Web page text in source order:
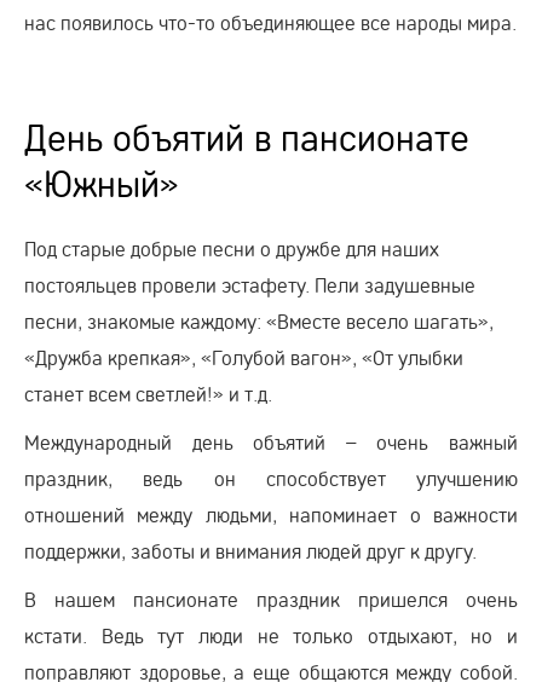
нас появилось что-то объединяющее все народы мира.
День объятий в пансионате
«Южный»
Под старые добрые песни о дружбе для наших
постояльцев провели эстафету. Пели задушевные
песни, знакомые каждому: «Вместе весело шагать»,
«Дружба крепкая», «Голубой вагон», «От улыбки
станет всем светлей!» и т.д.
Международный день объятий – очень важный
праздник, ведь он способствует улучшению
отношений между людьми, напоминает о важности
поддержки, заботы и внимания людей друг к другу.
В нашем пансионате праздник пришелся очень
кстати. Ведь тут люди не только отдыхают, но и
поправляют здоровье, а еще общаются между собой.